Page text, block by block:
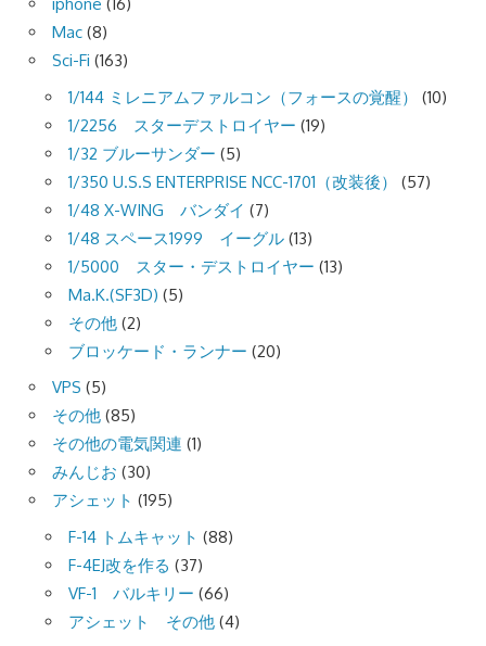
Mac (8)
Sci-Fi (163)
1/144 ミレニアムファルコン（フォースの覚醒）
(10)
1/2256 スターデストロイヤー (19)
1/32 ブルーサンダー (5)
1/350 U.S.S ENTERPRISE NCC-1701（改装後）
(57)
1/48 X-WING バンダイ (7)
1/48 スペース1999 イーグル (13)
1/5000 スター・デストロイヤー (13)
Ma.K.(SF3D) (5)
その他 (2)
ブロッケード・ランナー (20)
VPS (5)
その他 (85)
その他の電気関連 (1)
みんじお (30)
アシェット (195)
F-14 トムキャット (88)
F-4EJ改を作る (37)
VF-1 バルキリー (66)
アシェット その他 (4)